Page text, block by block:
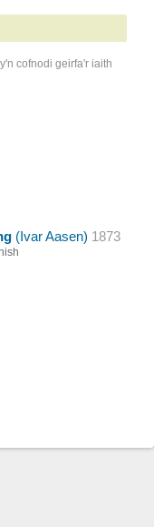
cofnodi geirfa'r iaith
(Ivar Aasen) 1873